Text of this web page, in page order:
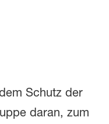
Schutz der
daran, zum